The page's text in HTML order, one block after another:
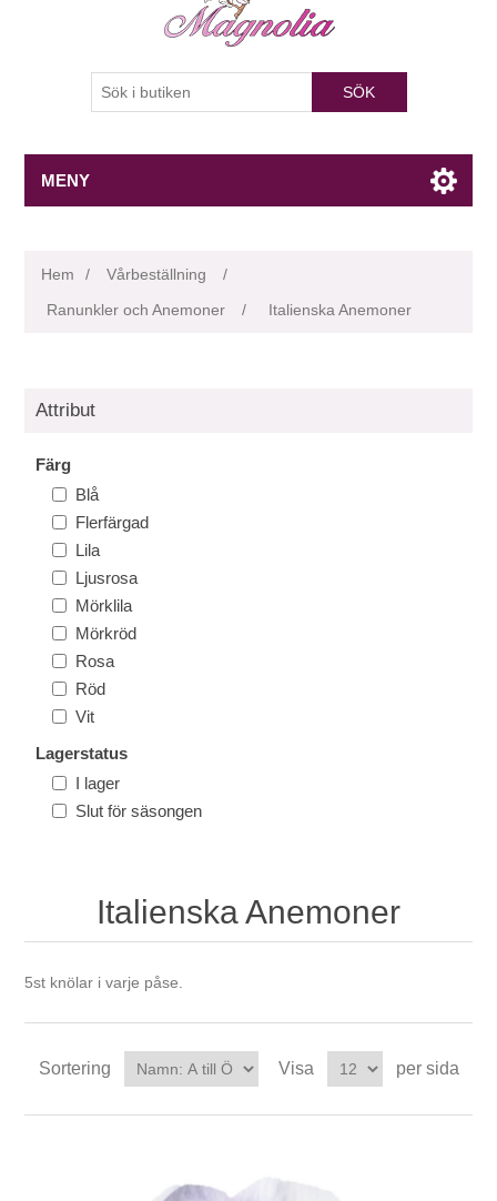
SÖK
MENY
Hem / Vårbeställning
/
Ranunkler och Anemoner
/ Italienska Anemoner
Attribut
Färg
Blå
Flerfärgad
Lila
Ljusrosa
Mörklila
Mörkröd
Rosa
Röd
Vit
Lagerstatus
I lager
Slut för säsongen
Italienska Anemoner
5st knölar i varje påse.
Sortering Visa per sida